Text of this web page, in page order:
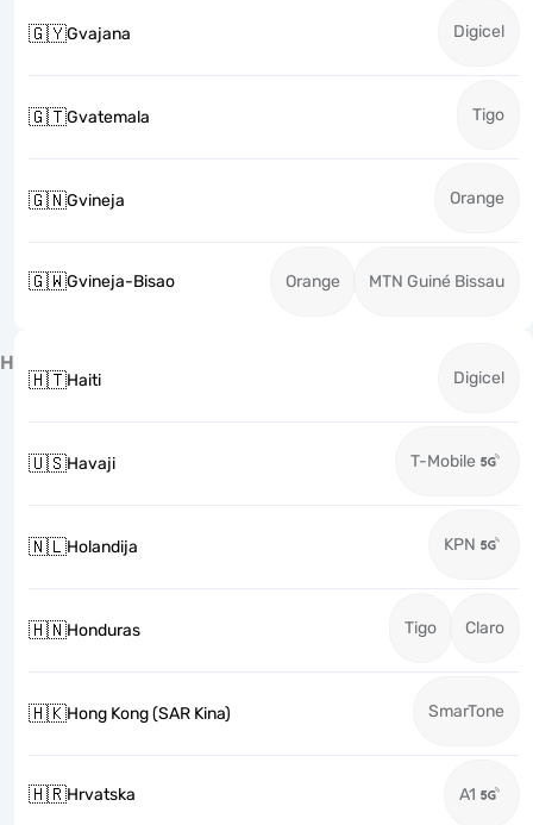
🇬🇾Gvajana Digicel
🇬🇹Gvatemala Tigo
🇬🇳Gvineja Orange
🇬🇼Gvineja-Bisao Orange MTN Guiné Bissau
H
🇭🇹Haiti Digicel
🇺🇸Havaji T-Mobile
🇳🇱Holandija KPN
🇭🇳Honduras Tigo Claro
🇭🇰Hong Kong (SAR Kina) SmarTone
🇭🇷Hrvatska A1